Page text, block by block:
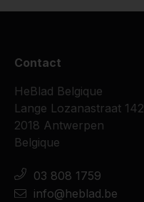
Contact
HeBlad Belgique
Lange Lozanastraat 142
2018 Antwerpen
Belgique
03 808 1759
info@heblad.be